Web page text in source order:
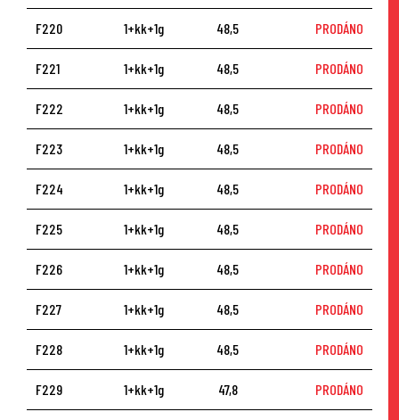
F220 1+kk+1g 48,5 PRODÁNO
F221 1+kk+1g 48,5 PRODÁNO
F222 1+kk+1g 48,5 PRODÁNO
F223 1+kk+1g 48,5 PRODÁNO
F224 1+kk+1g 48,5 PRODÁNO
F225 1+kk+1g 48,5 PRODÁNO
F226 1+kk+1g 48,5 PRODÁNO
F227 1+kk+1g 48,5 PRODÁNO
F228 1+kk+1g 48,5 PRODÁNO
F229 1+kk+1g 47,8 PRODÁNO